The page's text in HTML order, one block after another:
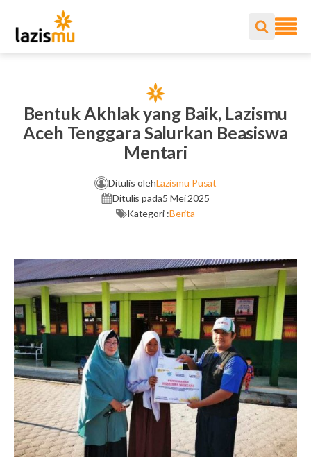
Bentuk Akhlak yang Baik, Lazismu
Aceh Tenggara Salurkan Beasiswa
Mentari
Ditulis olehLazismu Pusat
Ditulis pada5 Mei 2025
Kategori :Berita